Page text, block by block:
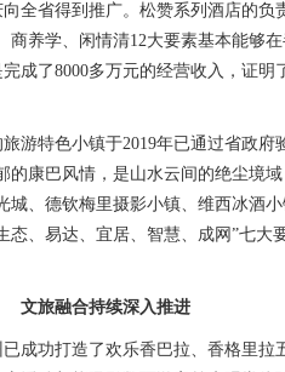
全省得到推广。松赞系列酒店的负
商养学、闲情清12大要素基本能够
成了8000多万元的经营收入，证明
游特色小镇于2019年已通过省政府
的康巴风情，是山水云间的绝尘境
、德钦梅里摄影小镇、维西冰酒小
态、易达、宜居、智慧、成网”七大
文旅融合持续深入推进
成功打造了欢乐香巴拉、香格里拉